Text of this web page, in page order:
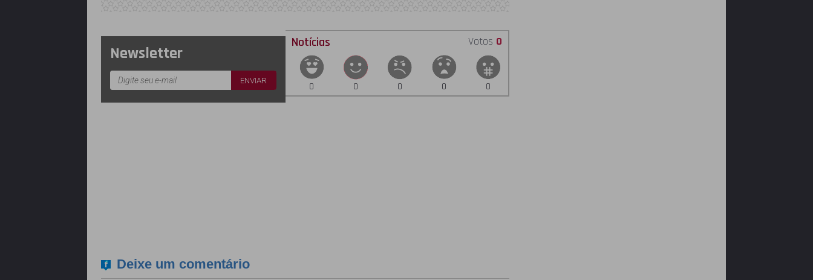
Newsletter
Notícias Votos 0
0 0 0 0 0
Deixe um comentário